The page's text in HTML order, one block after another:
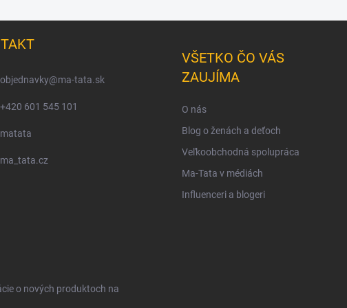
objednavky@ma-tata.sk
+420 601 545 101
matata
ma_tata.cz
VŠETKO ČO VÁS
ZAUJÍMA
O nás
Blog o ženách a deťoch
Veľkoobchodná spolupráca
Ma-Tata v médiách
Influenceri a blogeri
o nových produktoch na